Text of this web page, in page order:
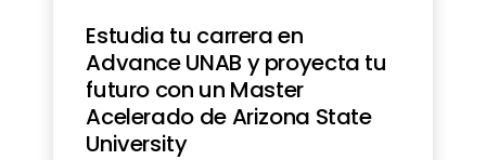
Estudia tu carrera en
Advance UNAB y proyecta tu
futuro con un Master
Acelerado de Arizona State
University